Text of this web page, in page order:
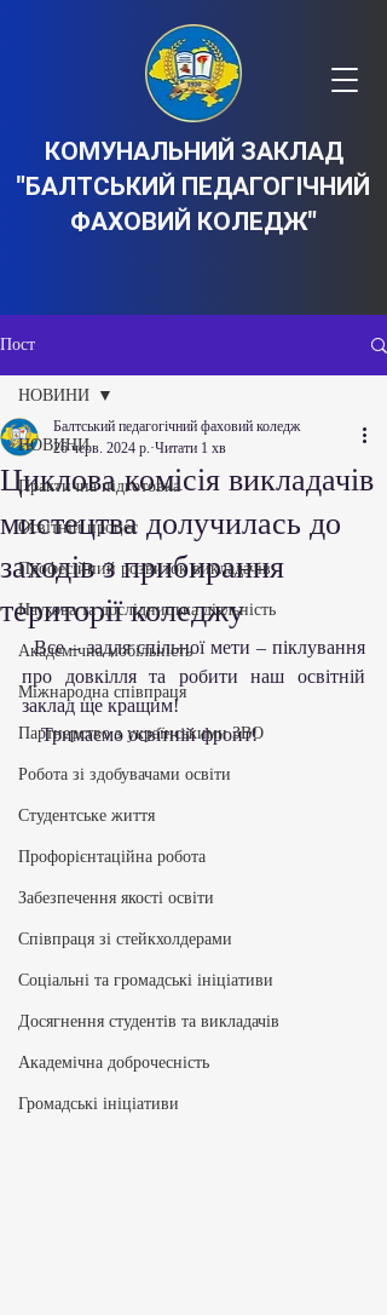
КОМУНАЛЬНИЙ ЗАКЛАД
"БАЛТСЬКИЙ ПЕДАГОГІЧНИЙ
ФАХОВИЙ КОЛЕДЖ"
Пост
НОВИНИ
Практична підготовка
Освітній процес
Професійний розвиток викладачів
Наукова та дослідницька діяльність
Академічна мобільність
Міжнародна співпраця
Партнерство з українськими ЗВО
Робота зі здобувачами освіти
Студентське життя
Профорієнтаційна робота
Забезпечення якості освіти
Співпраця зі стейкхолдерами
Соціальні та громадські ініціативи
Досягнення студентів та викладачів
Академічна доброчесність
Громадські ініціативи
НОВИНИ
Циклова комісія викладачів
мистецтва долучилась до
заходів з прибирання
території коледжу
Балтський педагогічний фаховий коледж
26 черв. 2024 р. Читати 1 хв
Все – задля спільної мети – піклування
про довкілля та робити наш освітній
заклад ще кращим!
Тримаємо освітній фронт!